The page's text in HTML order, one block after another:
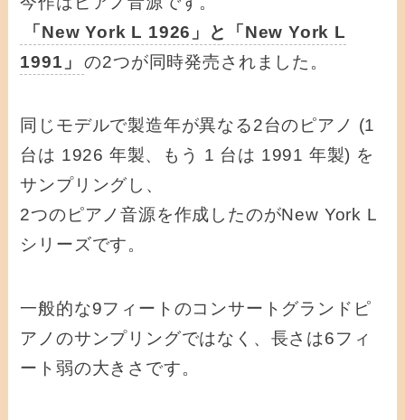
「New York L 1926」と「New York L
1991」
の2つが同時発売されました。
同じモデルで製造年が異なる2台のピアノ (1
台は 1926 年製、もう 1 台は 1991 年製) を
サンプリングし、
2つのピアノ音源を作成したのがNew York L
シリーズです。
一般的な9フィートのコンサートグランドピ
アノのサンプリングではなく、長さは6フィ
ート弱の大きさです。